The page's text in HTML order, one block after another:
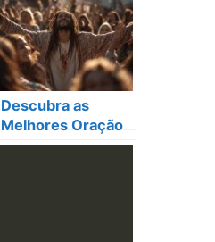
Descubra as
Melhores Oração
e Atividades Para